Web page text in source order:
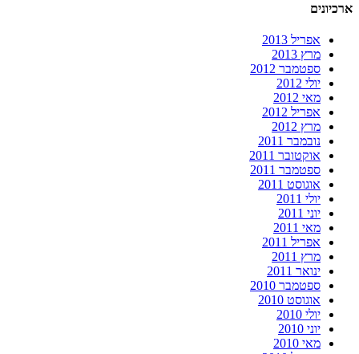
ארכיונים
אפריל 2013
מרץ 2013
ספטמבר 2012
יולי 2012
מאי 2012
אפריל 2012
מרץ 2012
נובמבר 2011
אוקטובר 2011
ספטמבר 2011
אוגוסט 2011
יולי 2011
יוני 2011
מאי 2011
אפריל 2011
מרץ 2011
ינואר 2011
ספטמבר 2010
אוגוסט 2010
יולי 2010
יוני 2010
מאי 2010